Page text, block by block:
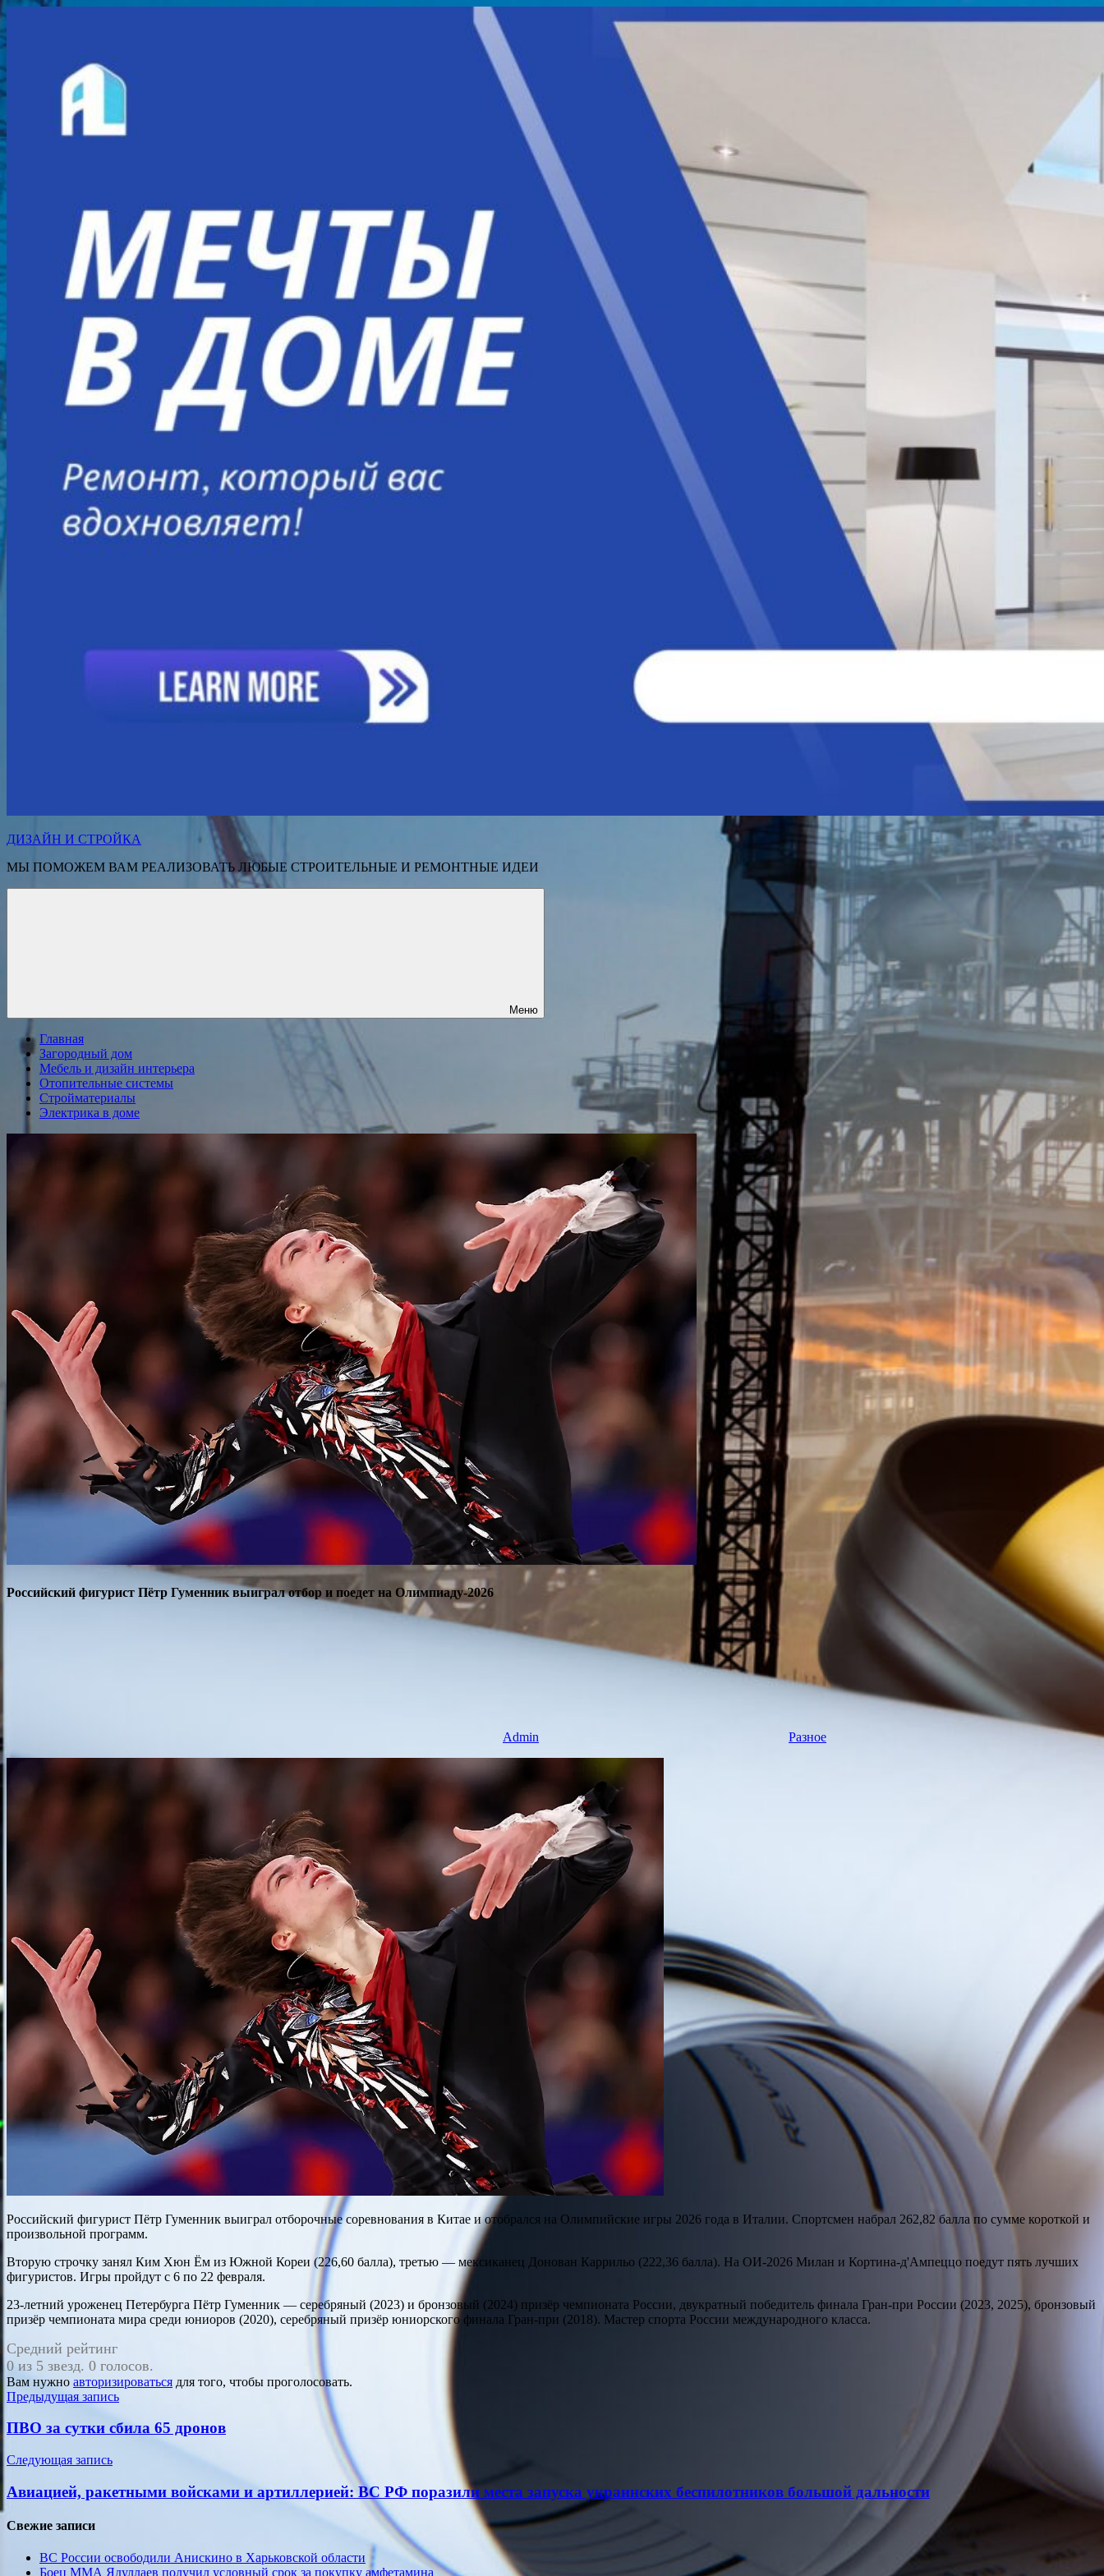
Перейти
к
содержимому
ДИЗАЙН И СТРОЙКА
МЫ ПОМОЖЕМ ВАМ РЕАЛИЗОВАТЬ ЛЮБЫЕ СТРОИТЕЛЬНЫЕ И РЕМОНТНЫЕ ИДЕИ
Меню
Главная
Загородный дом
Мебель и дизайн интерьера
Отопительные системы
Стройматериалы
Электрика в доме
Российский фигурист Пётр Гуменник выиграл отбор и поедет на Олимпиаду-2026
Admin Разное
Российский фигурист Пётр Гуменник выиграл отборочные соревнования в Китае и отобрался на Олимпийские игры 2026 года в Италии. Спортсмен набрал 262,82 балла по сумме короткой и
произвольной программ.
Вторую строчку занял Ким Хюн Ём из Южной Кореи (226,60 балла), третью — мексиканец Донован Каррильо (222,36 балла). На ОИ-2026 Милан и Кортина-д'Ампеццо поедут пять лучших
фигуристов. Игры пройдут с 6 по 22 февраля.
23-летний уроженец Петербурга Пётр Гуменник — серебряный (2023) и бронзовый (2024) призёр чемпионата России, двукратный победитель финала Гран-при России (2023, 2025), бронзовый
призёр чемпионата мира среди юниоров (2020), серебряный призёр юниорского финала Гран-при (2018). Мастер спорта России международного класса.
Средний рейтинг
0 из 5 звезд. 0 голосов.
Вам нужно авторизироваться для того, чтобы проголосовать.
Навигация
по
записям
Предыдущая запись
ПВО за сутки сбила 65 дронов
Следующая запись
Авиацией, ракетными войсками и артиллерией: ВС РФ поразили места запуска украинских беспилотников большой дальности
Свежие записи
ВС России освободили Анискино в Харьковской области
Боец ММА Ядуллаев получил условный срок за покупку амфетамина